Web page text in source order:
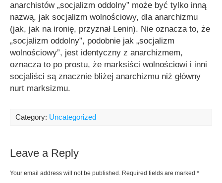
anarchistów „socjalizm oddolny” może być tylko inną
nazwą, jak socjalizm wolnościowy, dla anarchizmu
(jak, jak na ironię, przyznał Lenin). Nie oznacza to, że
„socjalizm oddolny”, podobnie jak „socjalizm
wolnościowy”, jest identyczny z anarchizmem,
oznacza to po prostu, że marksiści wolnościowi i inni
socjaliści są znacznie bliżej anarchizmu niż główny
nurt marksizmu.
Category: Uncategorized
Leave a Reply
Your email address will not be published. Required fields are marked *